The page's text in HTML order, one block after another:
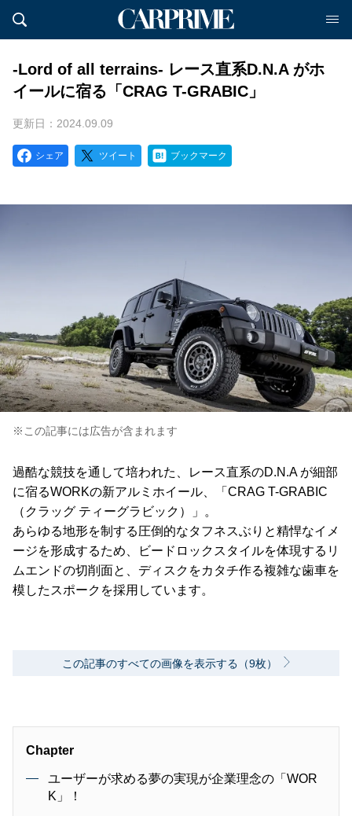
-Lord of all terrains- レース直系D.N.A がホ
イールに宿る「CRAG T-GRABIC」
更新日：2024.09.09
シェア ツイート ブックマーク
※この記事には広告が含まれます
過酷な競技を通して培われた、レース直系のD.N.A が細部
に宿るWORKの新アルミホイール、「CRAG T-GRABIC
（クラッグ ティーグラビック）」。
あらゆる地形を制する圧倒的なタフネスぶりと精悍なイメ
ージを形成するため、ビードロックスタイルを体現するリ
ムエンドの切削面と、ディスクをカタチ作る複雑な歯車を
模したスポークを採用しています。
この記事のすべての画像を表示する（9枚）
Chapter
ユーザーが求める夢の実現が企業理念の「WOR
K」！